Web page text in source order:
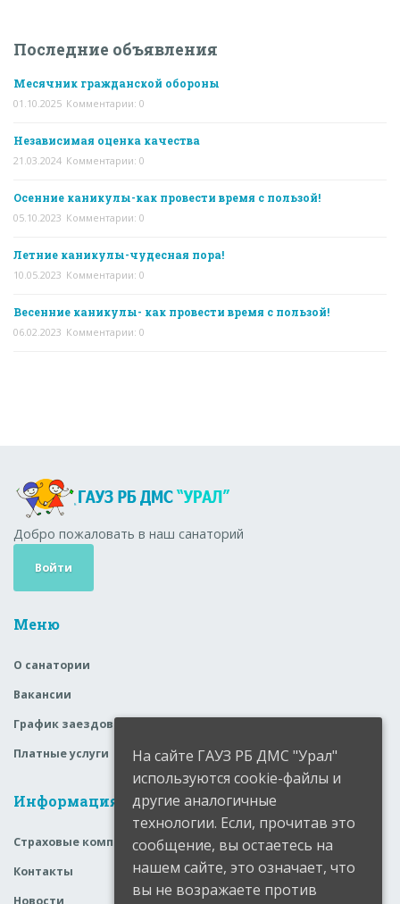
Последние объявления
Месячник гражданской обороны
01.10.2025 Комментарии: 0
Независимая оценка качества
21.03.2024 Комментарии: 0
Осенние каникулы-как провести время с пользой!
05.10.2023 Комментарии: 0
Летние каникулы-чудесная пора!
10.05.2023 Комментарии: 0
Весенние каникулы- как провести время с пользой!
06.02.2023 Комментарии: 0
Добро пожаловать в наш санаторий
Войти
Меню
О санатории
Вакансии
График заездов
Платные услуги
Информация
Страховые компании
Контакты
На сайте ГАУЗ РБ ДМС "Урал"
используются cookie-файлы и
другие аналогичные
технологии. Если, прочитав это
сообщение, вы остаетесь на
нашем сайте, это означает, что
вы не возражаете против